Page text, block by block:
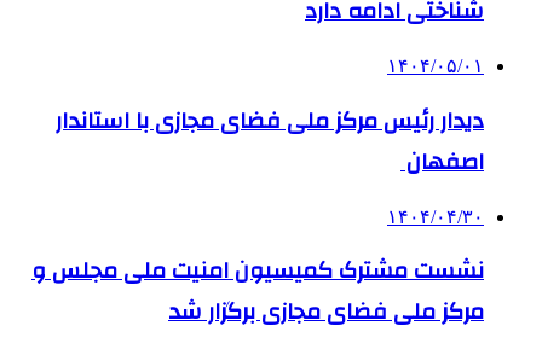
شناختی ادامه دارد
۱۴۰۴/۰۵/۰۱
دیدار رئیس مرکز ملی فضای مجازی با استاندار
اصفهان
۱۴۰۴/۰۴/۳۰
نشست مشترک کمیسیون امنیت ملی مجلس و
مرکز ملی فضای مجازی برگزار شد